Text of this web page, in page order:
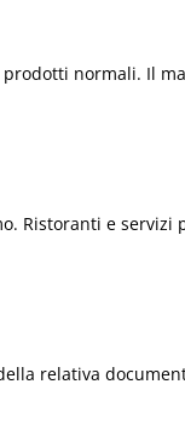
normali. Il
Ristoranti e servizi
relativa